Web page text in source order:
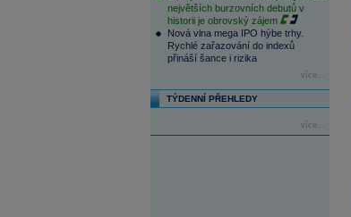
největších burzovních debutů v
historii je obrovský zájem
Nová vlna mega IPO hýbe trhy.
Rychlé zařazování do indexů
přináší šance i rizika
více...
TÝDENNÍ PŘEHLEDY
více...